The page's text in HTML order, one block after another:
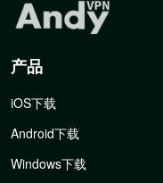
产品
iOS下载
Android下载
Windows下载